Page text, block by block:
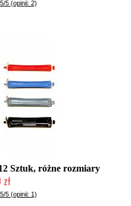
5/5 (opinii: 2)
Sztuk, różne rozmiary
w 24h)
5/5 (opinii: 1)